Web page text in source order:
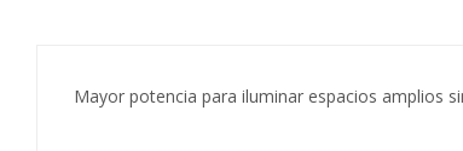
Mayor potencia para iluminar espacios amplios